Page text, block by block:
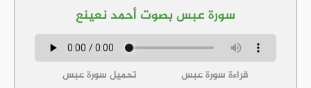
سورة عبس بصوت أحمد نعينع
قراءة سورة عبس تحميل سورة عبس